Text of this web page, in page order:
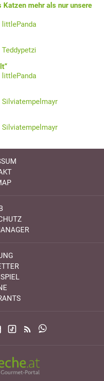
Katzen mehr als nur unsere
littlePanda
Teddypetzi
littlePanda
Silviatempelmayr
Silviatempelmayr